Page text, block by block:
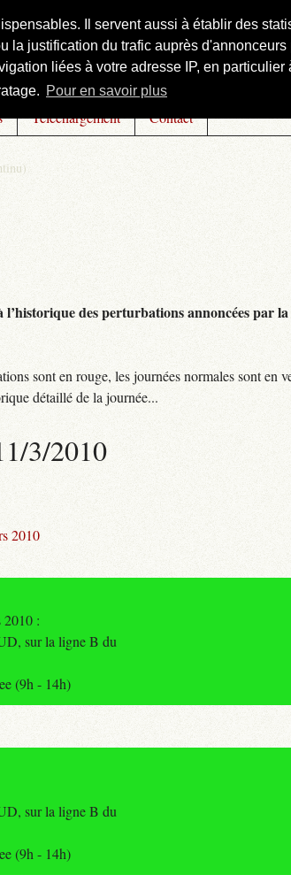
Il servent aussi à établir des
justification du trafic auprès
liées à votre adresse IP, en
Pour en savoir plus
Téléchargement Contact
des perturbations annoncées par
sont en rouge, les journées normales sont en
détaillé de la journée...
3/2010
2010
2010 :
sur la ligne B du
(9h - 14h)
sur la ligne B du
(9h - 14h)